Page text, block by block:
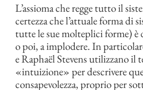
L’assioma che regge tutto il
certezza che l’attuale forma di
tutte le sue molteplici forme) è
o poi, a implodere. In
e Raphaël Stevens utilizzano il
«intuizione» per descrivere
consapevolezza, proprio per